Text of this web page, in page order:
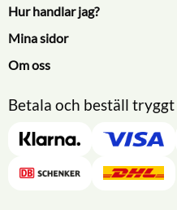
Hur handlar jag?
Mina sidor
Om oss
Betala och beställ tryggt